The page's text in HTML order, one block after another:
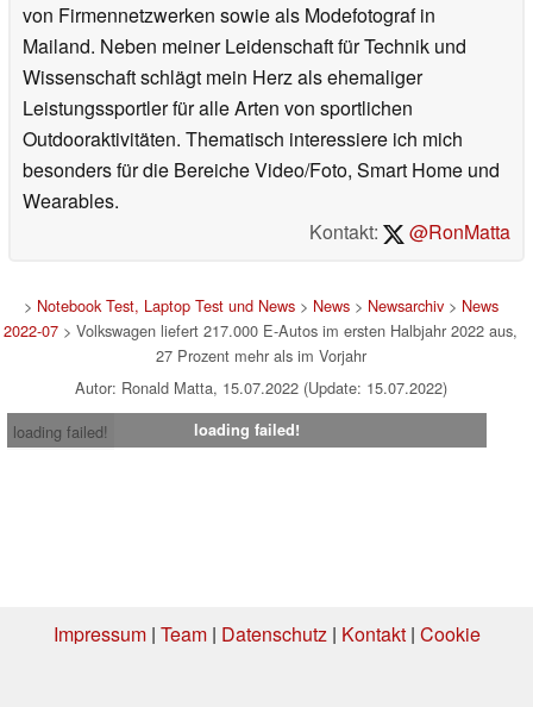
von Firmennetzwerken sowie als Modefotograf in
Mailand. Neben meiner Leidenschaft für Technik und
Wissenschaft schlägt mein Herz als ehemaliger
Leistungssportler für alle Arten von sportlichen
Outdooraktivitäten. Thematisch interessiere ich mich
besonders für die Bereiche Video/Foto, Smart Home und
Wearables.
Kontakt:
@RonMatta
> Notebook Test, Laptop Test und News> News> Newsarchiv> News
2022-07 > Volkswagen liefert 217.000 E-Autos im ersten Halbjahr 2022 aus,
27 Prozent mehr als im Vorjahr
Autor: Ronald Matta, 15.07.2022 (Update: 15.07.2022)
loading failed!
loading failed!
Impressum| Team| Datenschutz| Kontakt| Cookie